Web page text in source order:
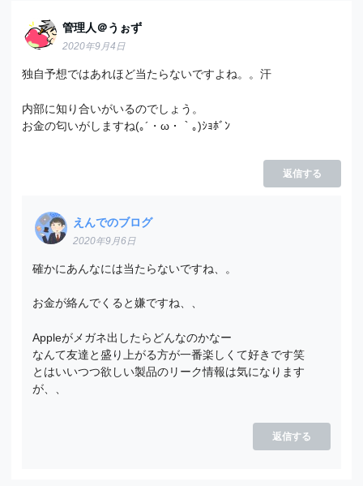
管理人＠うぉず
2020年9月4日
独自予想ではあれほど当たらないですよね。。汗
内部に知り合いがいるのでしょう。
お金の匂いがしますね(｡´・ω・｀｡)ｼｮﾎﾞﾝ
返信する
えんでのブログ
2020年9月6日
確かにあんなには当たらないですね、。
お金が絡んでくると嫌ですね、、
Appleがメガネ出したらどんなのかなー
なんて友達と盛り上がる方が一番楽しくて好きです笑
とはいいつつ欲しい製品のリーク情報は気になります
が、、
返信する